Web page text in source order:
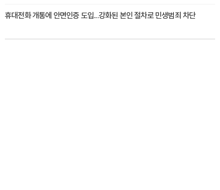
휴대전화 개통에 안면인증 도입...강화된 본인 절차로 민생범죄 차단